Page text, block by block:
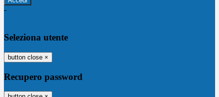
-
Seleziona utente
button close ×
Recupero password